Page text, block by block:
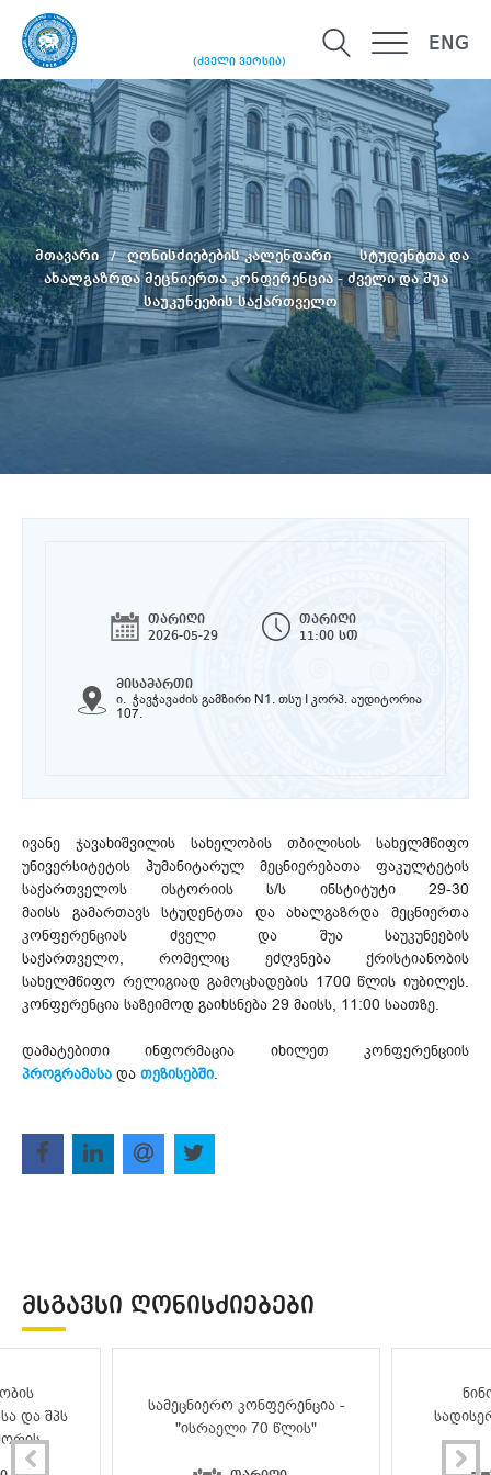
(ძველი ვერსია)
ENG
მთავარი ღონისძიებების კალენდარი
სტუდენტთა და
ახალგაზრდა მეცნიერთა კონფერენცია - ძველი და შუა
საუკუნეების საქართველო
თარიღი
2026-05-29
თარიღი
11:00 სთ
მისამართი
ი. ჭავჭავაძის გამზირი N1. თსუ I კორპ. აუდიტორია
107.
ივანე ჯავახიშვილის სახელობის თბილისის სახელმწიფო
უნივერსიტეტის ჰუმანიტარულ მეცნიერებათა ფაკულტეტის
საქართველოს ისტორიის ს/ს ინსტიტუტი 29-30
მაისს გამართავს სტუდენტთა და ახალგაზრდა მეცნიერთა
კონფერენციას ძველი და შუა საუკუნეების
საქართველო, რომელიც ეძღვნება ქრისტიანობის
სახელმწიფო რელიგიად გამოცხადების 1700 წლის იუბილეს.
კონფერენცია საზეიმოდ გაიხსნება 29 მაისს, 11:00 საათზე.
დამატებითი ინფორმაცია იხილეთ კონფერენციის
პროგრამასა და თეზისებში.
ᲛᲡᲒᲐᲕᲡᲘ ᲦᲝᲜᲘᲡᲫᲘᲔᲑᲔᲑᲘ
და შპს
სამეცნიერო კონფერენცია -
"ისრაელი 70 წლის"